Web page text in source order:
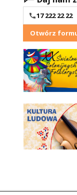
17 222 22 22
Otwórz